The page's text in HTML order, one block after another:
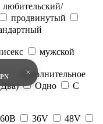
×
любительский/
продвинутый
мужской
Дополнительное
Одно
С
60В 36V
48V